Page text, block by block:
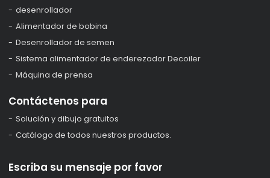
desenrollador
Alimentador de bobina
Desenrollador de semen
Sistema alimentador de enderezador Decoiler
Máquina de prensa
Contáctenos para
Solución y dibujo gratuitos
Catálogo de todos nuestros productos.
Escriba su mensaje por favor